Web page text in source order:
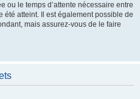
ou le temps d’attente nécessaire entre
été atteint. Il est également possible de
mais assurez-vous de le faire